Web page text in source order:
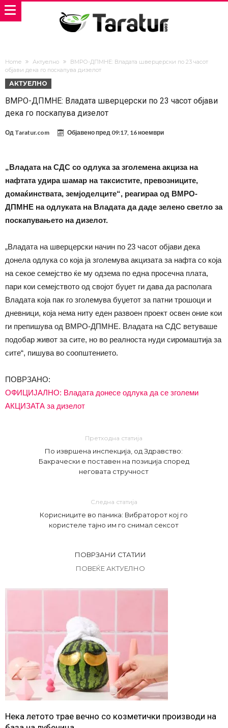
Home Актуелно
ВМРО-ДПМНЕ: Владата шверцерски по 23 часот
објави дека го поскапува дизелот
АКТУЕЛНО
ВМРО-ДПМНЕ: Владата шверцерски по 23 часот објави
дека го поскапува дизелот
Од Taratur.com Објавено пред 09:17, 16 ноември
„Владата на СДС со одлука за зголемена акциза на
нафтата удира шамар на таксистите, превозниците,
домаќинствата, земјоделците“, реагираа од ВМРО-
ДПМНЕ на одлуката на Владата да даде зелено светло за
поскапувањето на дизелот.
„Владата на шверцерски начин по 23 часот објави дека
донела одлука со која ја зголемува акцизата за нафта со која
на секое семејство ќе му одзема по една просечна плата,
пари кои семејството од својот буџет ги дава да располага
Владата која пак го зголемува буџетот за патни трошоци и
дневници, која нема ниту еден развоен проект освен оние кои
ги препишува од ВМРО-ДПМНЕ. Владата на СДС ветуваше
подобар живот за сите, но во реалноста нуди сиромаштија за
сите“, пишува во соопштението.
ПОВРЗАНО:
ОФИЦИЈАЛНО: Владата донесе одлука да се зголеми
АКЦИЗАТА за дизелот
Претходна статија
По извршена инспекција, од Здравство:
Бакрачески е поставен на позиција според
неговата стручност
Следна статија
Корисниците во паника: Вибраторот кој го
користеле тајно им го снимал сексот
ПОВРЗАНИ СТАТИИ
ПОВЕЌЕ АКТУЕЛНО
Нека летото трае вечно со козметички производи на